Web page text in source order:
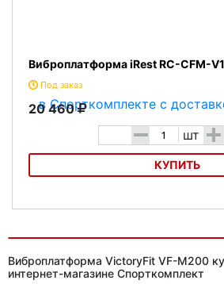
Виброплатформа iRest RC-CFM-
Под заказ
20 460
- шт +
КУПИТЬ
Виброплатформа VictoryFit VF-M200
интернет-магазине Спорткомплект